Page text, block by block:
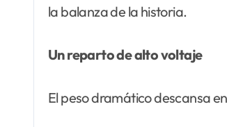
la balanza de la historia.
Un reparto de alto voltaje
El peso dramático descansa